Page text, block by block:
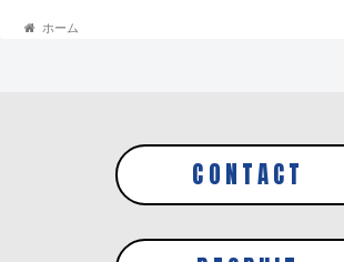
ホーム
CONTACT